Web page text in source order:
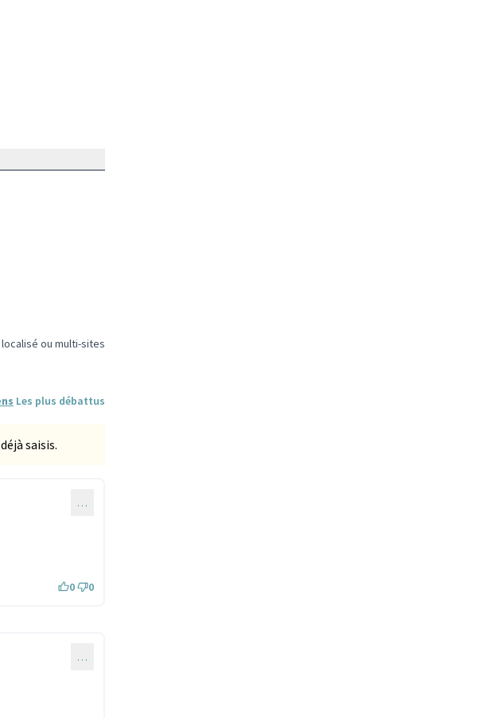
: Sport et loisirs
résultats pour le secteur : Non localisé ou multi-sites
localisé ou multi-sites
Les plus débattus
saisis.
…
0 0
…